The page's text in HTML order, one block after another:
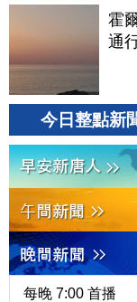
霍
通
今日整點新
每晚 7:00 首播